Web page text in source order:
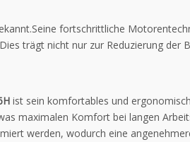
fortschrittliche
trägt nicht nur zur Reduzierung der
ist sein komfortables und
maximalen Komfort bei langen
werden, wodurch eine